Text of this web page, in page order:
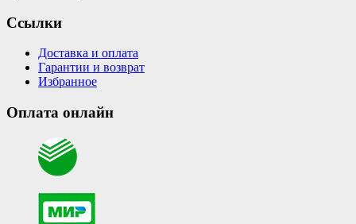
Ссылки
Доставка и оплата
Гарантии и возврат
Избранное
Оплата онлайн